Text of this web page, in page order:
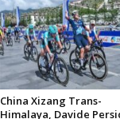
China Xizang Trans-
Himalaya, Davide